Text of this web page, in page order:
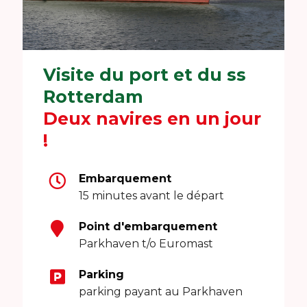
Visite du port et du ss
Rotterdam
Deux navires en un jour
!
Embarquement
15 minutes avant le départ
Point d'embarquement
Parkhaven t/o Euromast
Parking
parking payant au Parkhaven